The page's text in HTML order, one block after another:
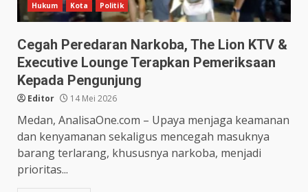
Hukum Kota Politik
Cegah Peredaran Narkoba, The Lion KTV &
Executive Lounge Terapkan Pemeriksaan
Kepada Pengunjung
Editor 14 Mei 2026
Medan, AnalisaOne.com – Upaya menjaga keamanan
dan kenyamanan sekaligus mencegah masuknya
barang terlarang, khususnya narkoba, menjadi
prioritas...